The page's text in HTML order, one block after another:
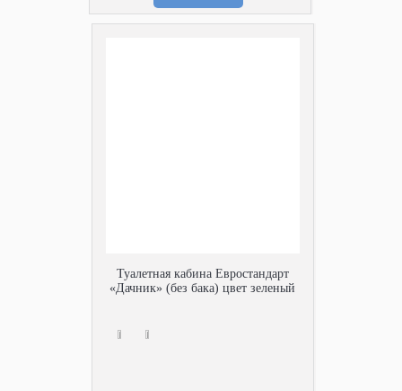
Туалетная кабина Евростандарт
«Дачник» (без бака) цвет зеленый